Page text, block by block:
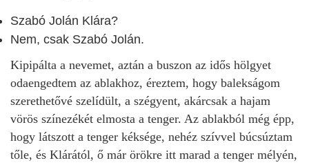
Szabó Jolán Klára?
Nem, csak Szabó Jolán.
Kipipálta a nevemet, aztán a buszon az idős hölgyet
odaengedtem az ablakhoz, éreztem, hogy balekságom
szerethetővé szelídült, a szégyent, akárcsak a hajam
vörös színezékét elmosta a tenger. Az ablakból még épp,
hogy látszott a tenger kéksége, nehéz szívvel búcsúztam
tőle, és Klárától, ő már örökre itt marad a tenger mélyén,